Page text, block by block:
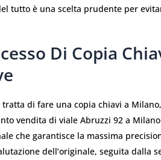
tutto è una scelta prudente per
Di Copia
di fare una copia chiavi a
vendita di viale Abruzzi 92 a
che garantisce la massima
dell’originale, seguita dalla